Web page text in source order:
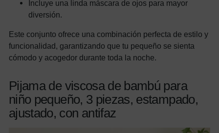
Incluye una linda máscara de ojos para mayor
diversión.
Este conjunto ofrece una combinación perfecta de estilo y
funcionalidad, garantizando que tu pequeño se sienta
cómodo y acogedor durante toda la noche.
Pijama de viscosa de bambú para
niño pequeño, 3 piezas, estampado,
ajustado, con antifaz